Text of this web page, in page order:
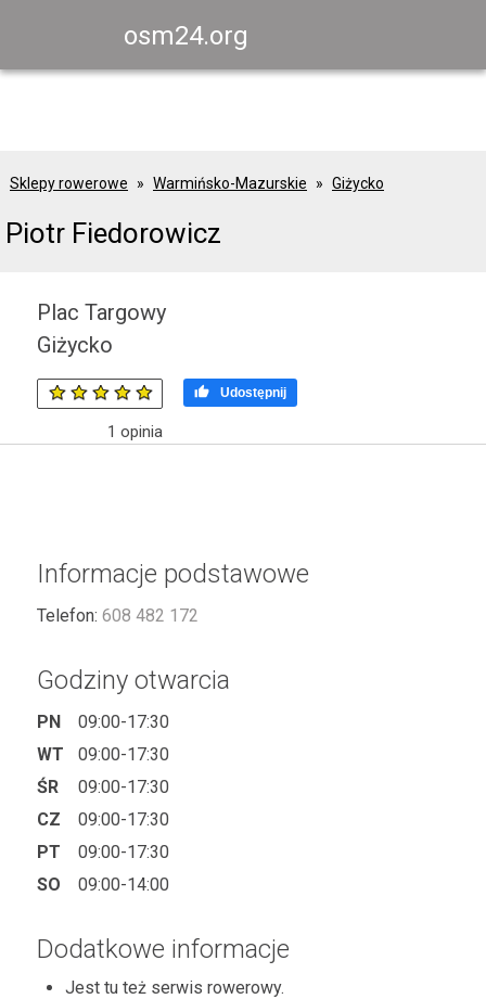
osm24.org
Sklepy rowerowe Warmińsko-Mazurskie Giżycko
Piotr Fiedorowicz
Plac Targowy
Giżycko
1 opinia
 Udostępnij
Informacje podstawowe
Telefon: 608 482 172
Godziny otwarcia
PN
09:00-17:30
WT
09:00-17:30
ŚR
09:00-17:30
CZ
09:00-17:30
PT
09:00-17:30
SO
09:00-14:00
Dodatkowe informacje
Jest tu też serwis rowerowy.